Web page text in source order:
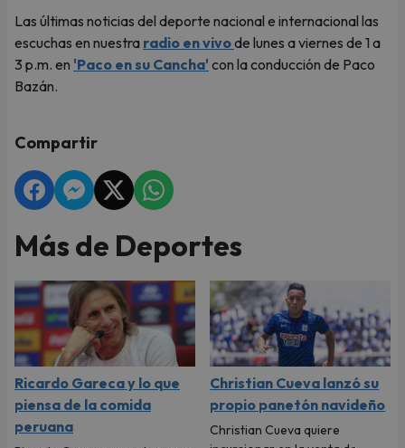
Las últimas noticias del deporte nacional e internacional las
escuchas en nuestra radio en vivode lunes a viernes de 1 a
3 p.m. en 'Paco en su Cancha' con la conducción de Paco
Bazán.
Compartir
Más de Deportes
Ricardo Gareca y lo que
piensa de la comida
peruana
Christian Cueva lanzó su
propio panetón navideño
Christian Cueva quiere